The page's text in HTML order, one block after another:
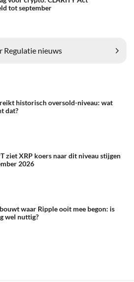
tot september
Regulatie nieuws
historisch oversold-niveau: wat
dat?
ziet XRP koers naar dit niveau stijgen
2026
waar Ripple ooit mee begon: is
wel nuttig?